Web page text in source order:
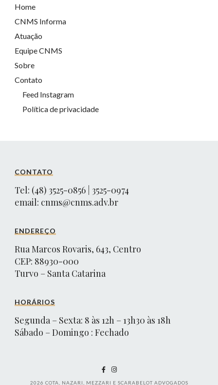
Home
CNMS Informa
Atuação
Equipe CNMS
Sobre
Contato
Feed Instagram
Política de privacidade
CONTATO
Tel: (48) 3525-0856 | 3525-0974
email: cnms@cnms.adv.br
ENDEREÇO
Rua Marcos Rovaris, 643, Centro
CEP: 88930-000
Turvo – Santa Catarina
HORÁRIOS
Segunda – Sexta: 8 às 12h – 13h30 às 18h
Sábado – Domingo : Fechado
2026 COTA, NAZARI, MEZZARI E SCARABELOT ADVOGADOS